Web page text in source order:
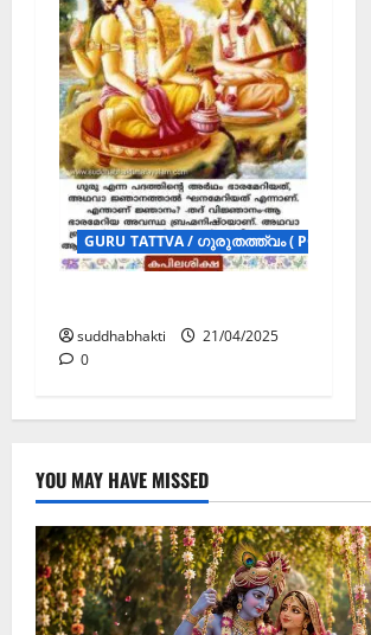
GURU TATTVA / ഗുരുതത്ത്വം ( POSTERS )
suddhabhakti
21/04/2025
0
YOU MAY HAVE MISSED